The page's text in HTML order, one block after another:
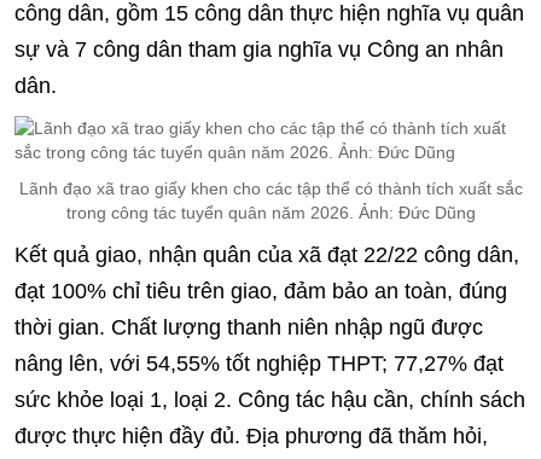
công dân, gồm 15 công dân thực hiện nghĩa vụ quân
sự và 7 công dân tham gia nghĩa vụ Công an nhân
dân.
Lãnh đạo xã trao giấy khen cho các tập thể có thành tích xuất sắc
trong công tác tuyển quân năm 2026. Ảnh: Đức Dũng
Kết quả giao, nhận quân của xã đạt 22/22 công dân,
đạt 100% chỉ tiêu trên giao, đảm bảo an toàn, đúng
thời gian. Chất lượng thanh niên nhập ngũ được
nâng lên, với 54,55% tốt nghiệp THPT; 77,27% đạt
sức khỏe loại 1, loại 2. Công tác hậu cần, chính sách
được thực hiện đầy đủ. Địa phương đã thăm hỏi,